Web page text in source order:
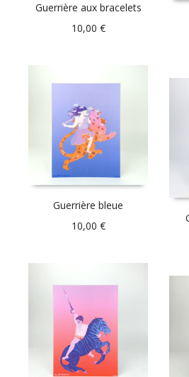
Guerrière aux bracelets
10,00 €
Guerrière bleue
10,00 €